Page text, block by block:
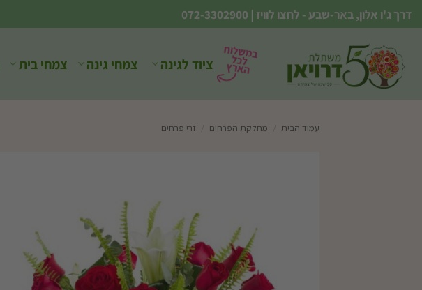
Skip
to
content
דרך ג'ו אלון, באר-שבע - לחצו לוויז |
072-3302900
ציוד לגינה צמחי גינה צמחי בית
עמוד הבית מחלקת הפרחים זרי פרחים